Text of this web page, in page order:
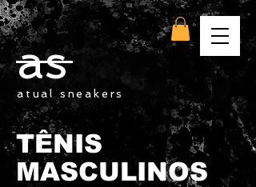
atual sneakers
as
TÊNIS
MASCULINOS